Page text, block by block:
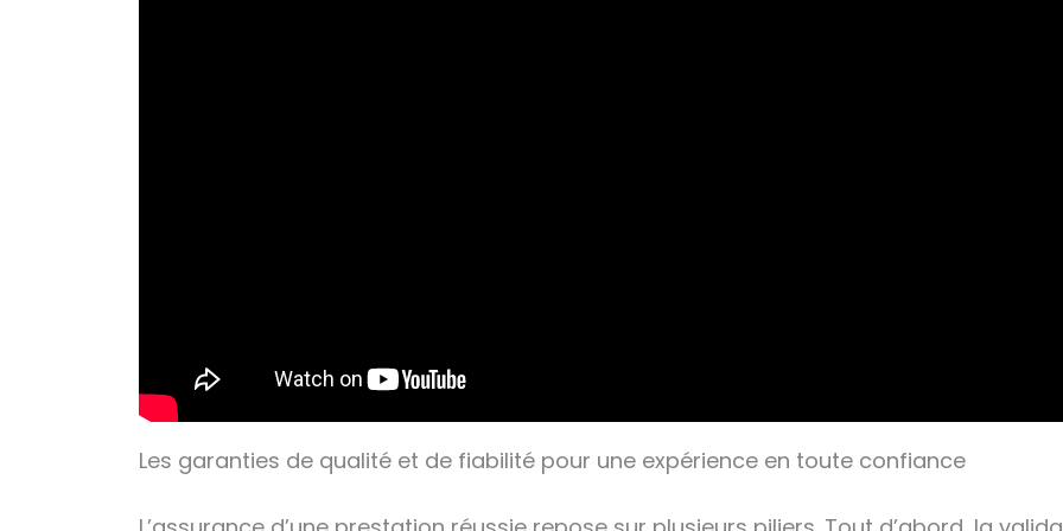
Les garanties de qualité et de fiabilité pour une expérience en toute confiance